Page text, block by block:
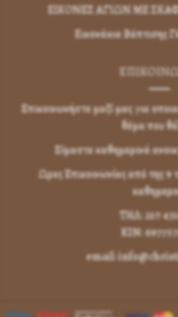
ΕΙΚΟΝΕΣ ΑΓΙΩΝ ΜΕ
Εικονάκια Βάπτισης
Επικοινωνήστε μαζί μας για
θέμα που
Είμαστε καθημερινά
Ωρες Επικοινωνίας από της 9
ΤΗΛ: 210
KIN:
email: